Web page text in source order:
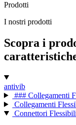
Prodotti
Novità
IT
Prodotti
I nostri prodotti
Scopra i
antivib
### Collegamenti
Collegamenti
Connettori